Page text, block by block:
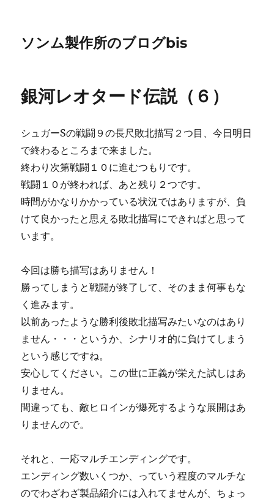
ソンム製作所のブログbis
銀河レオタード伝説（６）
シュガーSの戦闘９の長尺敗北描写２つ目、今日明日
で終わるところまで来ました。
終わり次第戦闘１０に進むつもりです。
戦闘１０が終われば、あと残り２つです。
時間がかなりかかっている状況ではありますが、負
けて良かったと思える敗北描写にできればと思って
います。
今回は勝ち描写はありません！
勝ってしまうと戦闘が終了して、そのまま何事もな
く進みます。
以前あったような勝利後敗北描写みたいなのはあり
ません・・・というか、シナリオ的に負けてしまう
という感じですね。
安心してください。この世に正義が栄えた試しはあ
りません。
間違っても、敵ヒロインが爆死するような展開はあ
りませんので。
それと、一応マルチエンディングです。
エンディング数いくつか、っていう程度のマルチな
のでわざわざ製品紹介には入れてませんが、ちょっ